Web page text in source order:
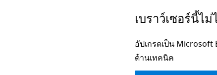
เบราว์เซอร์นี้ไ
อัปเกรดเป็น
ด้านเทคนิค